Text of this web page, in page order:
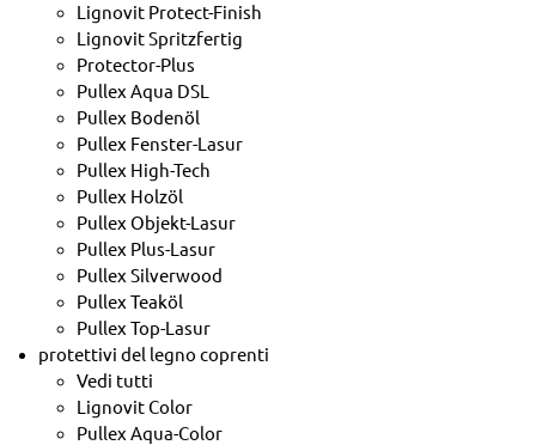
Lignovit Protect-Finish
Lignovit Spritzfertig
Protector-Plus
Pullex Aqua DSL
Pullex Bodenöl
Pullex Fenster-Lasur
Pullex High-Tech
Pullex Holzöl
Pullex Objekt-Lasur
Pullex Plus-Lasur
Pullex Silverwood
Pullex Teaköl
Pullex Top-Lasur
protettivi del legno coprenti
Vedi tutti
Lignovit Color
Pullex Aqua-Color